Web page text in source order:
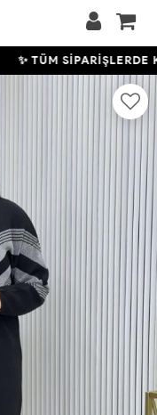
✨ TÜM SİPARİŞLERDE